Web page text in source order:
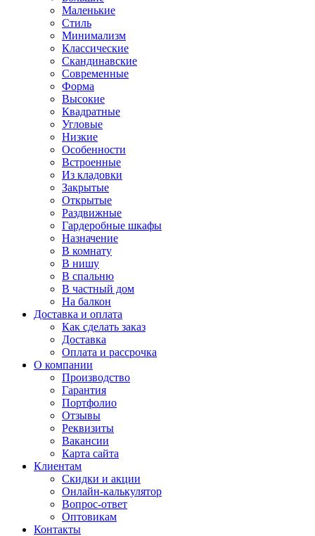
Маленькие
Стиль
Минимализм
Классические
Скандинавские
Современные
Форма
Высокие
Квадратные
Угловые
Низкие
Особенности
Встроенные
Из кладовки
Закрытые
Открытые
Раздвижные
Гардеробные шкафы
Назначение
В комнату
В нишу
В спальню
В частный дом
На балкон
Доставка и оплата
Как сделать заказ
Доставка
Оплата и рассрочка
О компании
Производство
Гарантия
Портфолио
Отзывы
Реквизиты
Вакансии
Карта сайта
Клиентам
Скидки и акции
Онлайн-калькулятор
Вопрос-ответ
Оптовикам
Контакты